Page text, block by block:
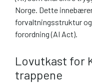
Norge. Dette
forvaltningsstruktur
forordning (AI Act).
Lovutkast for
trappene